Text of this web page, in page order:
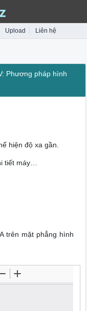
Upload Liên hệ
Phương pháp hình
hiện độ xa gần.
tiết máy…
trên mặt phẳng hình